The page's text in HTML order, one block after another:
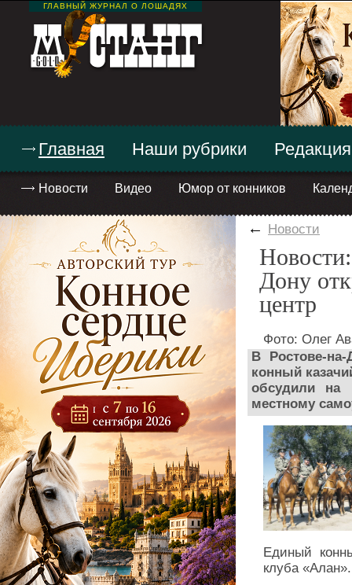
ГЛАВНЫЙ ЖУРНАЛ О ЛОШАДЯХ
Главная
Новости Видео Юмор от конников
Наши рубрики Редакция
← Новости
Дону
центр
Фото: Олег
В Ростове-
конный
обсудили на
местному
Единый
клуба «Алан».